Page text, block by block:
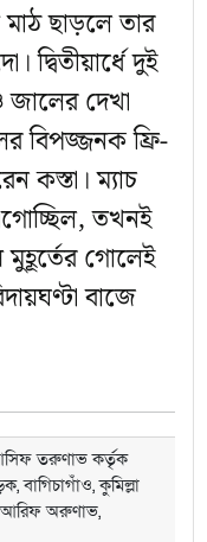
ছাড়লে তার
দুই
দেখা
বিপজ্জনক ফ্রি-
কস্তা।ম্যাচ
তখনই
গোলেই
বাজে
তরুণাভ কর্তৃক
কুমিল্লা
আরিফ অরুণাভ,